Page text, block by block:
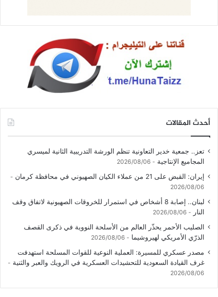
أحدث المقالات
تعز.. جمعية خدير التعاونية تنظم الورشة التدريبية الثانية لميسري
المجاميع الإنتاجية
2026/08/06
إيران: القبض على 21 من عملاء الكيان الصهيوني في محافظة كرمان
2026/08/06
لبنان.. إصابة 8 أشخاص في استمرار للخروقات الصهيونية لاتفاق وقف
النار
2026/08/06
الصليب الأحمر يحذّر العالم من الأسلحة النووية في ذكرى القصف
الذرّي الأمريكي لهيروشيما
2026/08/06
مصدر عسكري للمسيرة: العملية النوعية للقوات المسلحة استهدفت
غرف القيادة السعودية للتحشيدات العسكرية في الرويك والعبر والثنية
2026/08/06